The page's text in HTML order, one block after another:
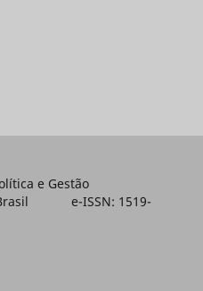
e Gestão
Brasil e-ISSN: 1519-